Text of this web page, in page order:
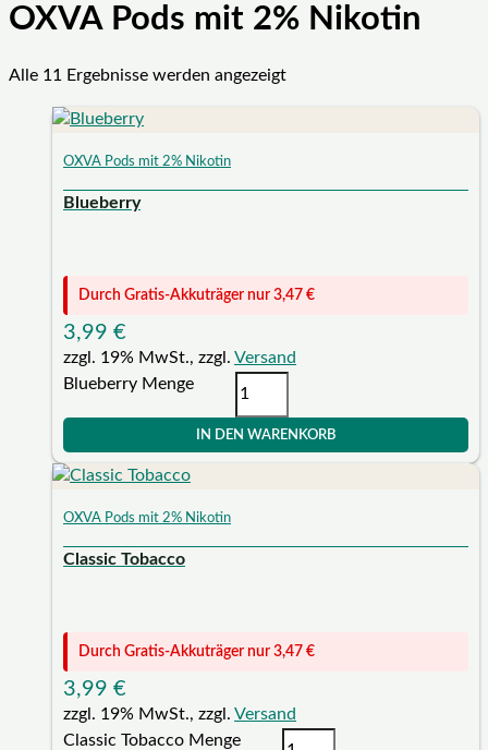
OXVA Pods mit 2% Nikotin
Alle 11 Ergebnisse werden angezeigt
OXVA Pods mit 2% Nikotin
Blueberry
Durch Gratis-Akkuträger nur 3,47 €
3,99 €
zzgl. 19% MwSt., zzgl. Versand
Blueberry Menge
IN DEN WARENKORB
OXVA Pods mit 2% Nikotin
Classic Tobacco
Durch Gratis-Akkuträger nur 3,47 €
3,99 €
zzgl. 19% MwSt., zzgl. Versand
Classic Tobacco Menge